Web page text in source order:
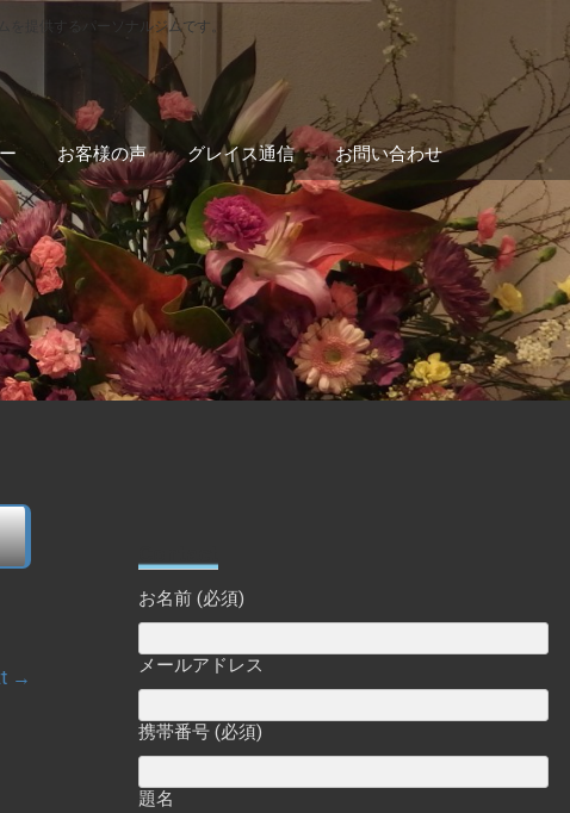
提供するパーソナルジムです。
お客様の声 グレイス通信 お問い合わせ
→
お名前 (必須)
メールアドレス
携帯番号 (必須)
題名